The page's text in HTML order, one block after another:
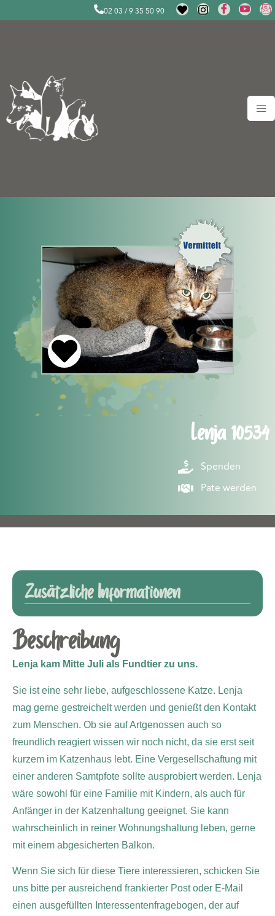
02 03 / 9 35 50 90
Lenja 10534
Spenden
Pate werden
Zusätzliche Informationen
Beschreibung
Lenja kam Mitte Juli als Fundtier zu uns.
Sie ist eine sehr liebe, aufgeschlossene Katze. Lenja
mag gerne gestreichelt werden und genießt den Kontakt
zum Menschen. Ob sie auf Artgenossen auch so
freundlich reagiert wissen wir noch nicht, da sie erst seit
kurzem im Katzenhaus lebt. Eine Vergesellschaftung mit
einer anderen Samtpfote sollte ausprobiert werden. Lenja
wäre sowohl für eine Familie mit Kindern, als auch für
Anfänger in der Katzenhaltung geeignet. Sie kann
wahrscheinlich in reiner Wohnungshaltung leben, gerne
mit einem abgesicherten Balkon.
Wenn Sie sich für diese Tiere interessieren, schicken Sie
uns bitte per ausreichend frankierter Post oder E-Mail
einen ausgefüllten Interessentenfragebogen, der auf